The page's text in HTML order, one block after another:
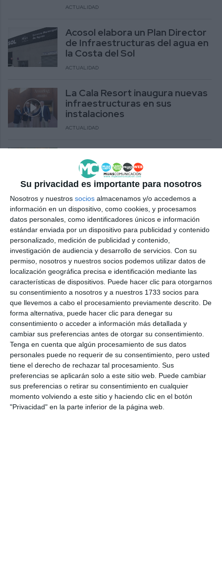
Su privacidad es importante para nosotros
Nosotros y nuestros socios almacenamos y/o accedemos a
información en un dispositivo, como cookies, y procesamos
datos personales, como identificadores únicos e información
estándar enviada por un dispositivo para publicidad y contenido
personalizado, medición de publicidad y contenido,
investigación de audiencia y desarrollo de servicios. Con su
permiso, nosotros y nuestros socios podemos utilizar datos de
localización geográfica precisa e identificación mediante las
características de dispositivos. Puede hacer clic para otorgarnos
su consentimiento a nosotros y a nuestros 1733 socios para
que llevemos a cabo el procesamiento previamente descrito. De
forma alternativa, puede hacer clic para denegar su
consentimiento o acceder a información más detallada y
cambiar sus preferencias antes de otorgar su consentimiento.
Tenga en cuenta que algún procesamiento de sus datos
personales puede no requerir de su consentimiento, pero usted
tiene el derecho de rechazar tal procesamiento. Sus
preferencias se aplicarán solo a este sitio web. Puede cambiar
sus preferencias o retirar su consentimiento en cualquier
momento volviendo a este sitio y haciendo clic en el botón
"Privacidad" en la parte inferior de la página web.
ACTUALIDAD
Acosol elabora un Plan Director
de Infraestructuras del agua en
la Costa del Sol
ACTUALIDAD
La Cala Resort inaugura nuevas
infraestructuras en sus
instalaciones
ACTUALIDAD
school courts to optimise their
use
ACTUALIDAD
El Ayuntamiento cubrirá las
pistas exteriores de los colegios
para optimizar su uso
ACTUALIDAD
Repairs begin on the roof of the
sports hall at IES La Cala de
Mijas
ACTUALIDAD
Comienza la reparación de la
cubierta del gimnasio del IES La
Cala de Mijas
ACTUALIDAD
Mijas unlocks 33 million euros of
investment for over a hundred
projects